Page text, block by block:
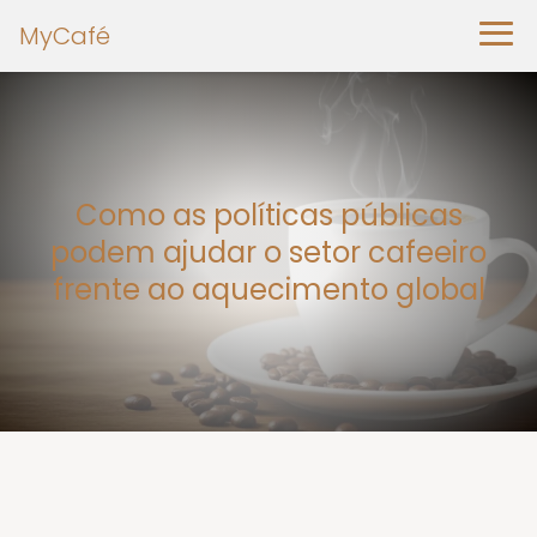
MyCafé
Como as políticas públicas
podem ajudar o setor cafeeiro
frente ao aquecimento global